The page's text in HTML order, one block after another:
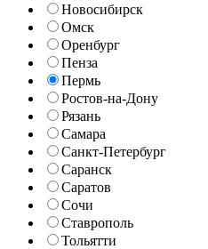
Новосибирск
Омск
Оренбург
Пенза
Пермь
Ростов-на-Дону
Рязань
Самара
Санкт-Петербург
Саранск
Саратов
Сочи
Ставрополь
Тольятти